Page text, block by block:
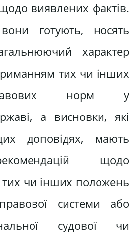
виявлених фактів.
готують, носять
характер
тих чи інших
правових норм у
а висновки, які
доповідях, мають
щодо
чи інших положень
системи або
судової чи